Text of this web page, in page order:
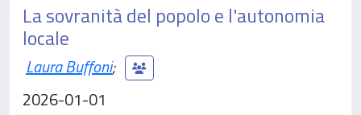
La sovranità del popolo e l'autonomia
locale
Laura Buffoni;
2026-01-01